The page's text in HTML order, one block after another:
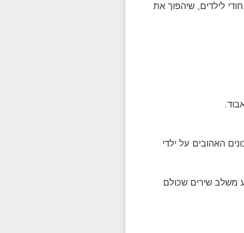
לילדים, שיהפוך את
האהובים על ילדי
משלב שירים שכולם